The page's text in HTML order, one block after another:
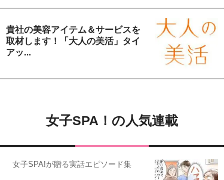
貴社の美容アイテム＆サービスを
取材します！「大人の美活」タイ
アッ...
女子SPA！の人気連載
女子SPA!が贈る実話エピソード集